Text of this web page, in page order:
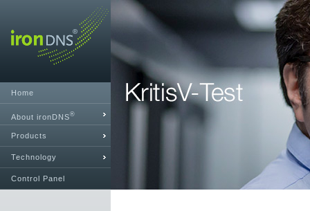
Home
About ironDNS®
Products
Technology
Control Panel